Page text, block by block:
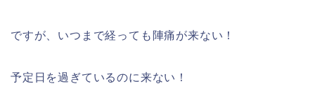
ですが、いつまで経っても陣痛が来ない！
予定日を過ぎているのに来ない！